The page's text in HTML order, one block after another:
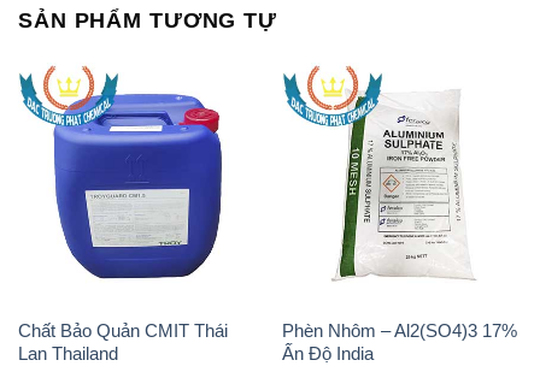
Chất Bảo Quản CMIT Thái
Lan Thailand
Phèn Nhôm – Al2(SO4)3 17%
Ấn Độ India